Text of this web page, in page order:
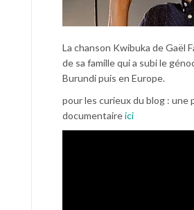
La chanson Kwibuka de Gaël
de sa famille qui a subi le
Burundi puis en Europe.
pour les curieux du blog : une
documentaireici